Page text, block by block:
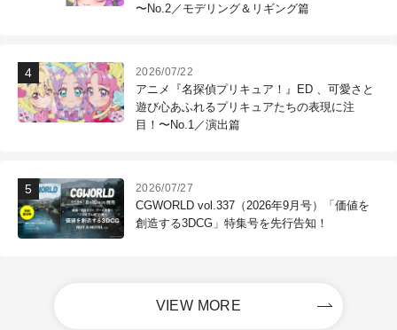
〜No.2／モデリング＆リギング篇
2026/07/22
アニメ『名探偵プリキュア！』ED 、可愛さと
遊び心あふれるプリキュアたちの表現に注
目！〜No.1／演出篇
2026/07/27
CGWORLD vol.337（2026年9月号）「価値を
創造する3DCG」特集号を先行告知！
VIEW MORE